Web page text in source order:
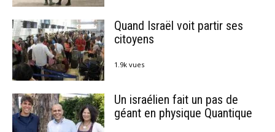
Quand Israël voit partir ses
citoyens
1.9k vues
Un israélien fait un pas de
géant en physique Quantique